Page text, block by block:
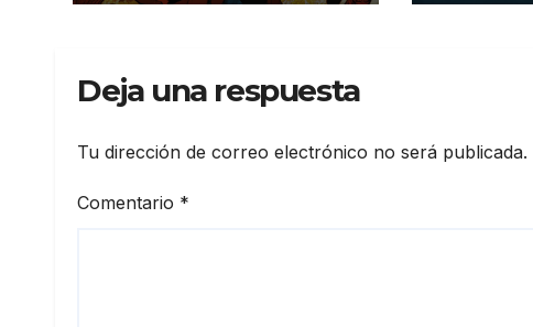
Deja una respuesta
Tu dirección de correo electrónico no será publicada.
Comentario *